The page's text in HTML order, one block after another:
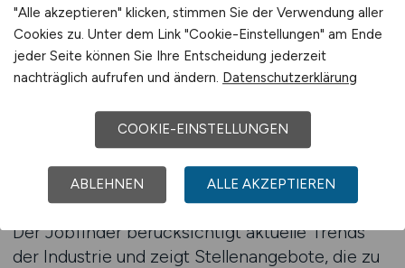
Jobsuche in einem der wichtigsten technischen
Berufsfelder. Durch die Spezialisierung auf
MINT-Themen werden ausschließlich relevante
Positionen angezeigt, was Bewerbern eine
gezielte Karriereplanung ermöglicht.
Bewerber können ihre Suche nach Standort,
Tätigkeitsbereich und Erfahrungsniveau filtern.
Der Jobfinder berücksichtigt aktuelle Trends
der Industrie und zeigt Stellenangebote, die zu
"Alle akzeptieren" klicken, stimmen Sie der Verwendung aller
Cookies zu. Unter dem Link "Cookie-Einstellungen" am Ende
jeder Seite können Sie Ihre Entscheidung jederzeit
nachträglich aufrufen und ändern. Datenschutzerklärung
COOKIE-EINSTELLUNGEN
ABLEHNEN ALLE AKZEPTIEREN